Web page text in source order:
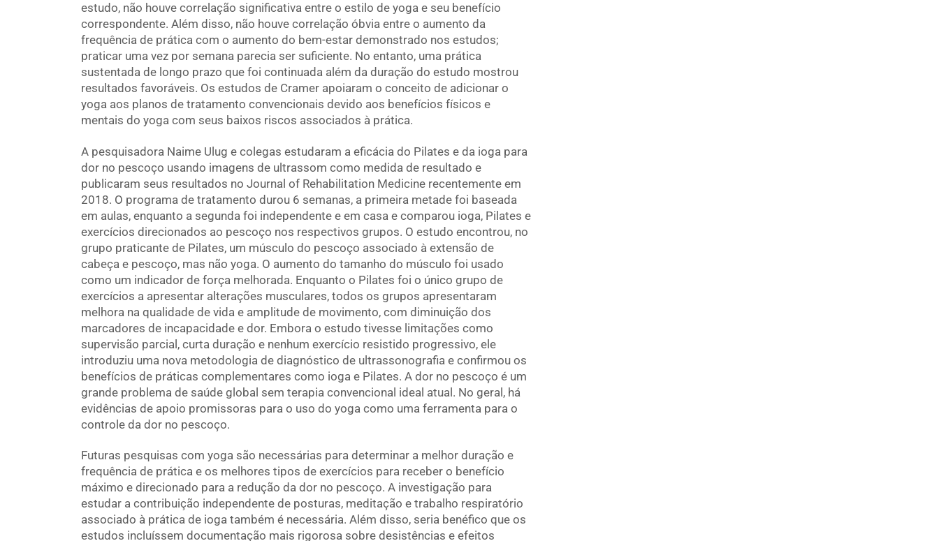
estudo, não houve correlação significativa entre o estilo de yoga e seu benefício
correspondente. Além disso, não houve correlação óbvia entre o aumento da
frequência de prática com o aumento do bem-estar demonstrado nos estudos;
praticar uma vez por semana parecia ser suficiente. No entanto, uma prática
sustentada de longo prazo que foi continuada além da duração do estudo mostrou
resultados favoráveis. Os estudos de Cramer apoiaram o conceito de adicionar o
yoga aos planos de tratamento convencionais devido aos benefícios físicos e
mentais do yoga com seus baixos riscos associados à prática.
A pesquisadora Naime Ulug e colegas estudaram a eficácia do Pilates e da ioga para
dor no pescoço usando imagens de ultrassom como medida de resultado e
publicaram seus resultados no Journal of Rehabilitation Medicine recentemente em
2018. O programa de tratamento durou 6 semanas, a primeira metade foi baseada
em aulas, enquanto a segunda foi independente e em casa e comparou ioga, Pilates e
exercícios direcionados ao pescoço nos respectivos grupos. O estudo encontrou, no
grupo praticante de Pilates, um músculo do pescoço associado à extensão de
cabeça e pescoço, mas não yoga. O aumento do tamanho do músculo foi usado
como um indicador de força melhorada. Enquanto o Pilates foi o único grupo de
exercícios a apresentar alterações musculares, todos os grupos apresentaram
melhora na qualidade de vida e amplitude de movimento, com diminuição dos
marcadores de incapacidade e dor. Embora o estudo tivesse limitações como
supervisão parcial, curta duração e nenhum exercício resistido progressivo, ele
introduziu uma nova metodologia de diagnóstico de ultrassonografia e confirmou os
benefícios de práticas complementares como ioga e Pilates. A dor no pescoço é um
grande problema de saúde global sem terapia convencional ideal atual. No geral, há
evidências de apoio promissoras para o uso do yoga como uma ferramenta para o
controle da dor no pescoço.
Futuras pesquisas com yoga são necessárias para determinar a melhor duração e
frequência de prática e os melhores tipos de exercícios para receber o benefício
máximo e direcionado para a redução da dor no pescoço. A investigação para
estudar a contribuição independente de posturas, meditação e trabalho respiratório
associado à prática de ioga também é necessária. Além disso, seria benéfico que os
estudos incluíssem documentação mais rigorosa sobre desistências e efeitos